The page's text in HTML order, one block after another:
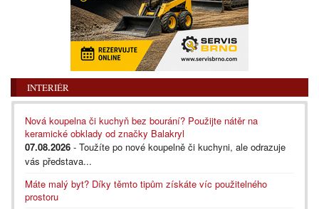
INTERIÉR
Nová koupelna či kuchyň bez bourání? Použijte nátěr na
keramické obklady od značky Balakryl
07.08.2026 - Toužíte po nové koupelně či kuchyni, ale odrazuje
vás představa...
Máte malý byt? Díky těmto tipům získáte víc použitelného
prostoru